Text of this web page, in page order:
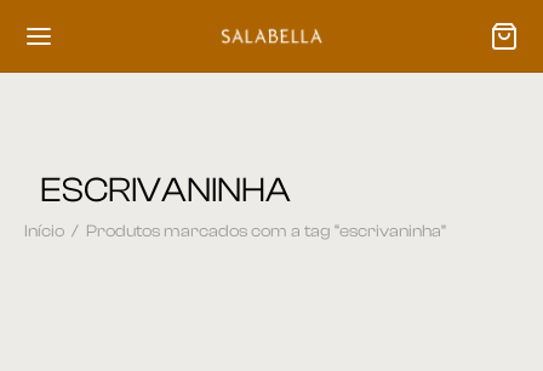
ESCRIVANINHA
Início / Produtos marcados com a tag “escrivaninha”